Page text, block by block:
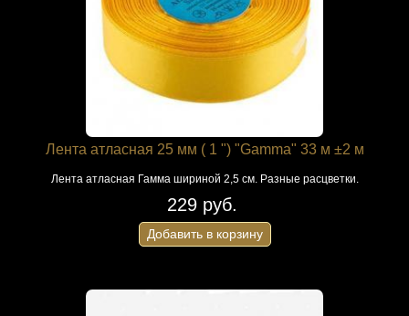
Лента атласная 25 мм ( 1 ") "Gamma" 33 м ±2 м
Лента атласная Гамма шириной 2,5 см. Разные расцветки.
229 руб.
Добавить в корзину